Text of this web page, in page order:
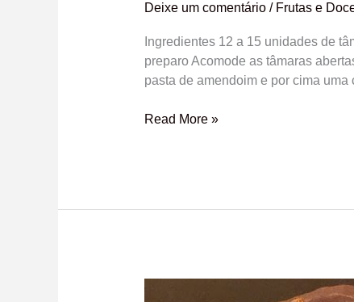
Deixe um comentário / Frutas e
Ingredientes 12 a 15 unidades de
preparo Acomode as tâmaras
pasta de amendoim e por cima
Read More »